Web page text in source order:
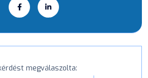
megválaszolta: